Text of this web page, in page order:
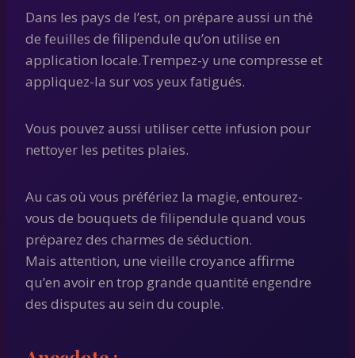
Dans les pays de l’est, on prépare aussi un thé
de feuilles de filipendule qu’on utilise en
application locale.Trempez-y une compresse et
appliquez-la sur vos yeux fatigués.
Vous pouvez aussi utiliser cette infusion pour
nettoyer les petites plaies.
Au cas où vous préfériez la magie, entourez-
vous de bouquets de filipendule quand vous
préparez des charmes de séduction.
Mais attention, une vieille croyance affirme
qu’en avoir en trop grande quantité engendre
des disputes au sein du couple.